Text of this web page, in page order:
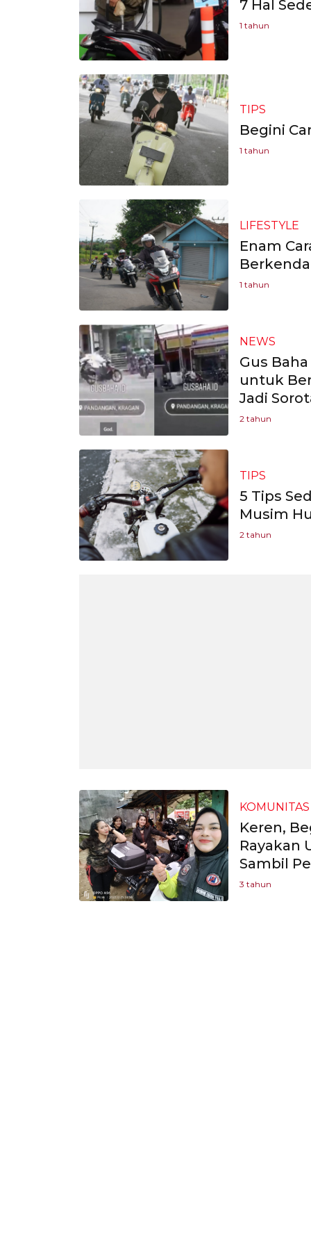
7 Hal
1 tahun
TIPS
Begini
1 tahun
LIFESTYLE
Enam
1 tahun
NEWS
Gus
untuk
Jadi
2 tahun
TIPS
5 Tips
Musim
2 tahun
KOMUNITAS
Keren,
Rayakan
Sambil
3 tahun